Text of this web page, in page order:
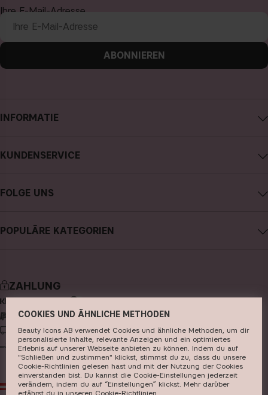
INFORMATIE
Datenschutzerklärung
Store
KUNDENSERVICE
FOLGE UNS
Pinterest
POPULÄRE KATEGORIEN
make-up
hautpflege
haarpflege
parfüm
pinsel & zubehör
Ihre E-Mail-Adresse
ABONNIEREN
ZAHLUNG
LIEFERUNG
AT EUR
COOKIES UND ÄHNLICHE METHODEN
Beauty Icons AB verwendet Cookies und ähnliche Methoden, um dir
personalisierte Inhalte, relevante Anzeigen und ein optimiertes
Erlebnis auf unserer Webseite anbieten zu können. Indem du auf
"Schließen und zustimmen" klickst, stimmst du zu, dass du unsere
Cookie-Richtlinien gelesen hast und mit der Nutzung der Cookies
einverstanden bist. Du kannst die Cookie-Einstellungen jederzeit
verändern, indem du auf “Einstellungen” klickst. Mehr darüber
erfährst du in unseren ​ Cookie-Richtlinien